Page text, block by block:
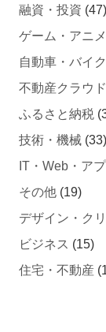
融資・投資 (47)
ゲーム・アニメ
自動車・バイ
不動産クラウ
ふるさと納税
技術・機械 (33)
IT・Web・アプ
その他 (19)
デザイン・ク
ビジネス (15)
住宅・不動産